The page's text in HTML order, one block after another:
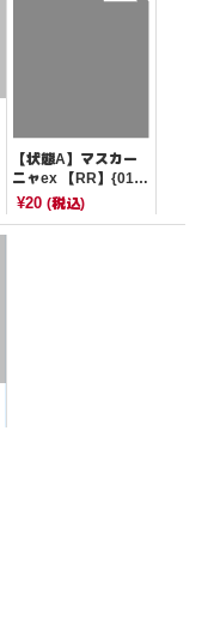
【状態A】マスカー
ニャex 【RR】{014/
190}[SV4a]
¥20 (税込)